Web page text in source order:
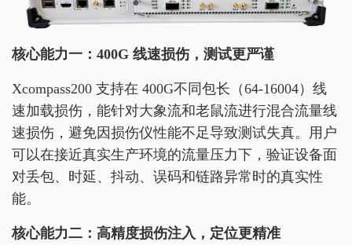
核心能力一：400G 线速损伤，测试更严谨
Xcompass200 支持在 400G不同包长（64-16004）线
速加载损伤，能针对大象流和老鼠流进行混合流量线
速损伤，避免因损伤仪性能不足导致测试失真。用户
可以在接近真实生产环境的流量压力下，验证设备面
对丢包、时延、抖动、误码和链路异常时的真实性
能。
核心能力二：高精度损伤注入，定位更精准